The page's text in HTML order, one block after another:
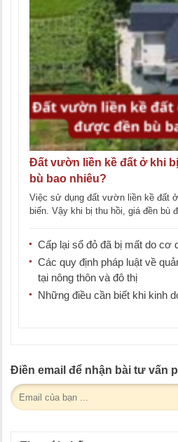
Đất vườn liền kề đất ở khi
bù bao nhiêu?
Việc sử dụng đất vườn liền kề đất
biến. Vậy khi bị thu hồi, giá đền bù
Cấp lại sổ đỏ đã bị mất do cơ
Các quy định pháp luật về
tại nông thôn và đô thị
Những điều cần biết khi kinh
Điền email để nhận bài tư vấn